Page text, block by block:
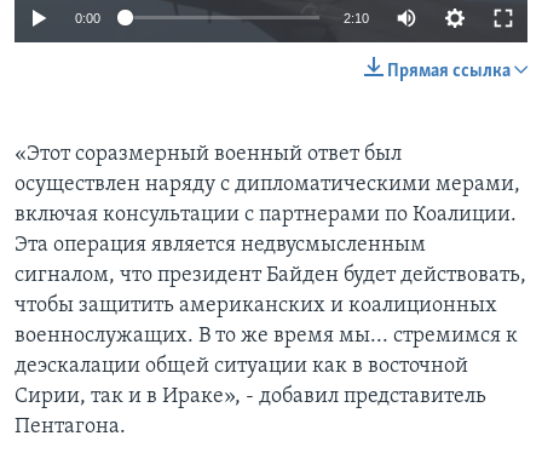
0:00 2:10
Прямая ссылка
«Этот соразмерный военный ответ был
осуществлен наряду с дипломатическими мерами,
включая консультации с партнерами по Коалиции.
Эта операция является недвусмысленным
сигналом, что президент Байден будет действовать,
чтобы защитить американских и коалиционных
военнослужащих. В то же время мы... стремимся к
деэскалации общей ситуации как в восточной
Сирии, так и в Ираке», - добавил представитель
Пентагона.